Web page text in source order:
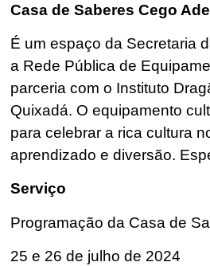
Casa de Saberes Cego
É um espaço da Secretaria
a Rede Pública de
parceria com o Instituto
Quixadá. O equipamento
para celebrar a rica cultura
aprendizado e diversão.
Serviço
Programação da Casa de
25 e 26 de julho de 2024